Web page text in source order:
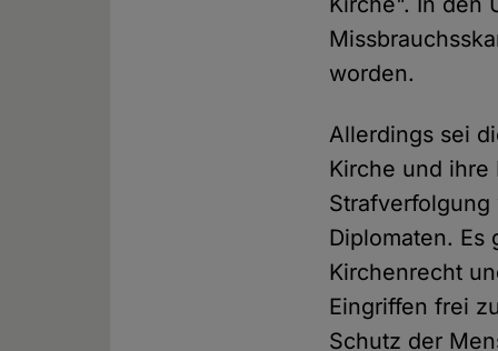
worden.
Allerdings sei
Kirche und
Diplomaten.
Kirchenrecht
Eingriffen frei
Schutz der